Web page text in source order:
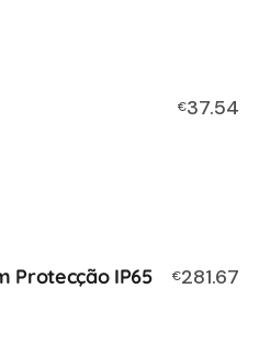
€37.54
Protecção IP65 €281.67